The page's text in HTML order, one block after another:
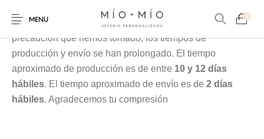
MENU
0
Cada pieza es elaborada en nuestra taller especialmente
para tí, debido a la contingencia y a las medidas de
precaución que hemos tomado, los tiempos de
producción y envío se han prolongado. El tiempo
aproximado de producción es de entre 10 y 12 días
hábiles. El tiempo aproximado de envío es de2 días
hábiles. Agradecemos tu compresión